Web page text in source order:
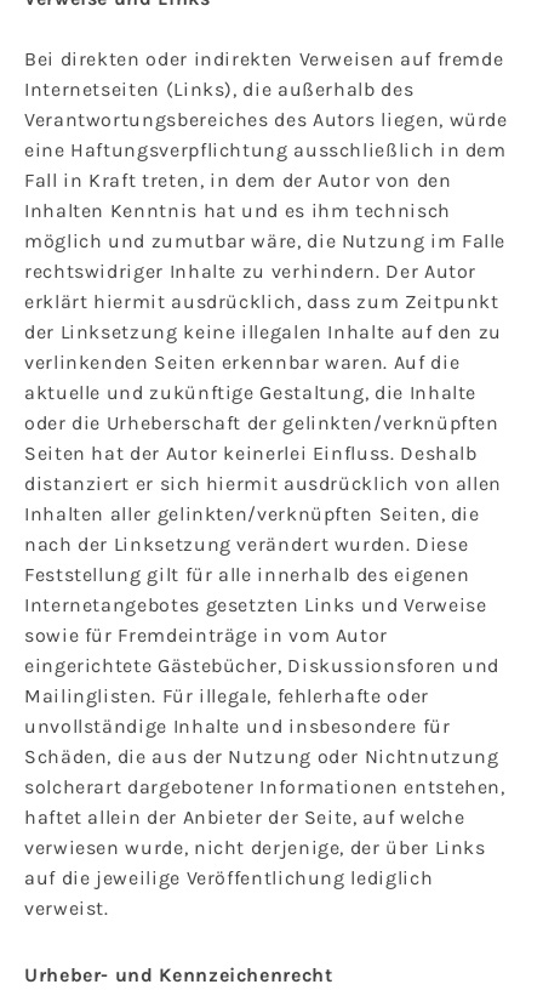
Bei direkten oder indirekten Verweisen auf fremde
Internetseiten (Links), die außerhalb des
Verantwortungsbereiches des Autors liegen, würde
eine Haftungsverpflichtung ausschließlich in dem
Fall in Kraft treten, in dem der Autor von den
Inhalten Kenntnis hat und es ihm technisch
möglich und zumutbar wäre, die Nutzung im Falle
rechtswidriger Inhalte zu verhindern. Der Autor
erklärt hiermit ausdrücklich, dass zum Zeitpunkt
der Linksetzung keine illegalen Inhalte auf den zu
verlinkenden Seiten erkennbar waren. Auf die
aktuelle und zukünftige Gestaltung, die Inhalte
oder die Urheberschaft der gelinkten/verknüpften
Seiten hat der Autor keinerlei Einfluss. Deshalb
distanziert er sich hiermit ausdrücklich von allen
Inhalten aller gelinkten/verknüpften Seiten, die
nach der Linksetzung verändert wurden. Diese
Feststellung gilt für alle innerhalb des eigenen
Internetangebotes gesetzten Links und Verweise
sowie für Fremdeinträge in vom Autor
eingerichtete Gästebücher, Diskussionsforen und
Mailinglisten. Für illegale, fehlerhafte oder
unvollständige Inhalte und insbesondere für
Schäden, die aus der Nutzung oder Nichtnutzung
solcherart dargebotener Informationen entstehen,
haftet allein der Anbieter der Seite, auf welche
verwiesen wurde, nicht derjenige, der über Links
auf die jeweilige Veröffentlichung lediglich
verweist.
Urheber- und Kennzeichenrecht